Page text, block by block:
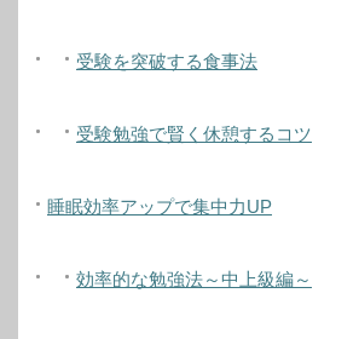
受験を突破する食事法
受験勉強で賢く休憩するコツ
睡眠効率アップで集中力UP
効率的な勉強法～中上級編～